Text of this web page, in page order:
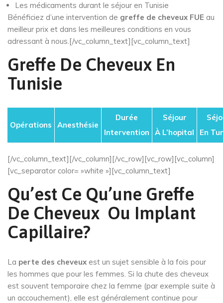
Les médicaments durant le séjour en Tunisie
Bénéficiez d’une intervention de greffe de cheveux FUE au
meilleur prix et dans les meilleures conditions en vous
adressant à nous.[/vc_column_text][vc_column_text]
Greffe De Cheveux En
Tunisie
Opérations Anesthésie
Durée
Intervention
Séjour
À L’hopital
En
[/vc_column_text][/vc_column][/vc_row][vc_row][vc_column]
[vc_separator color= »white »][vc_column_text]
Qu’est Ce Qu’une Greffe
De Cheveux Ou Implant
Capillaire?
La perte des cheveux est un sujet sensible à la fois pour
les hommes que pour les femmes. Si la chute des cheveux
est souvent temporaire chez la femme (par exemple suite à
un accouchement), elle est généralement continue pour